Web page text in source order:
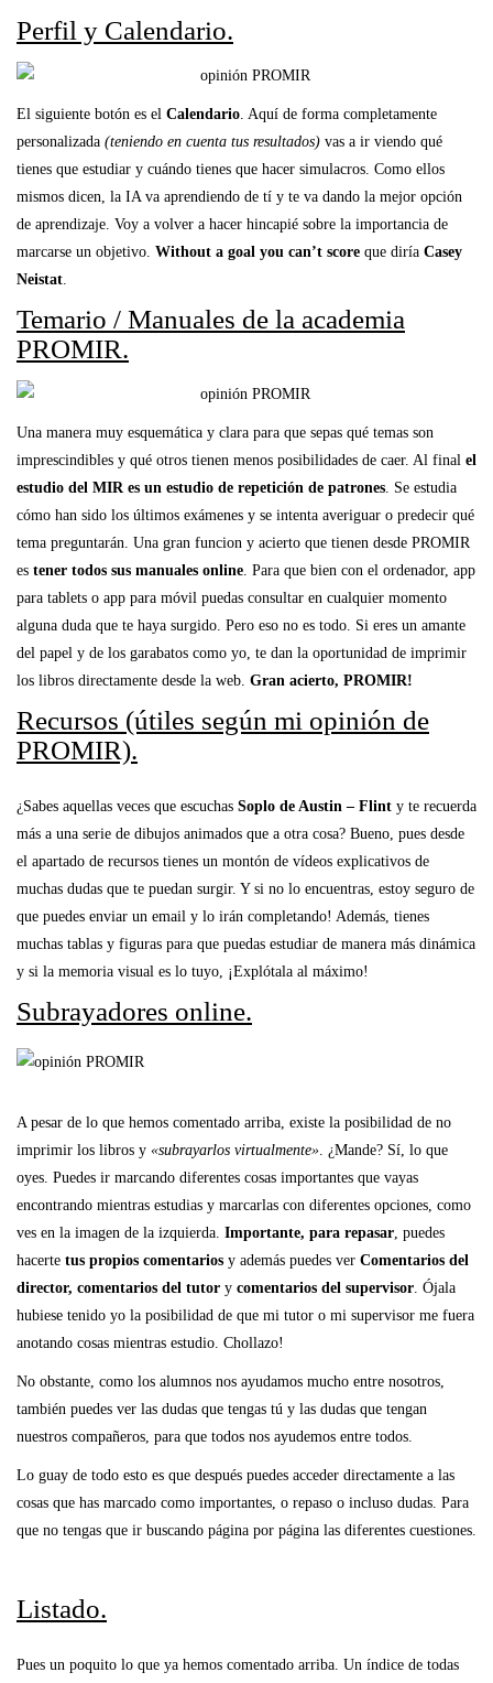
Perfil y Calendario.
El siguiente botón es el Calendario. Aquí de forma completamente
personalizada (teniendo en cuenta tus resultados) vas a ir viendo qué
tienes que estudiar y cuándo tienes que hacer simulacros. Como ellos
mismos dicen, la IA va aprendiendo de tí y te va dando la mejor opción
de aprendizaje. Voy a volver a hacer hincapié sobre la importancia de
marcarse un objetivo. Without a goal you can’t score que diría Casey
Neistat.
Temario / Manuales de la academia
PROMIR.
Una manera muy esquemática y clara para que sepas qué temas son
imprescindibles y qué otros tienen menos posibilidades de caer. Al final el
estudio del MIR es un estudio de repetición de patrones. Se estudia
cómo han sido los últimos exámenes y se intenta averiguar o predecir qué
tema preguntarán. Una gran funcion y acierto que tienen desde PROMIR
es tener todos sus manuales online. Para que bien con el ordenador, app
para tablets o app para móvil puedas consultar en cualquier momento
alguna duda que te haya surgido. Pero eso no es todo. Si eres un amante
del papel y de los garabatos como yo, te dan la oportunidad de imprimir
los libros directamente desde la web. Gran acierto, PROMIR!
Recursos (útiles según mi opinión de
PROMIR).
¿Sabes aquellas veces que escuchas Soplo de Austin – Flint y te recuerda
más a una serie de dibujos animados que a otra cosa? Bueno, pues desde
el apartado de recursos tienes un montón de vídeos explicativos de
muchas dudas que te puedan surgir. Y si no lo encuentras, estoy seguro de
que puedes enviar un email y lo irán completando! Además, tienes
muchas tablas y figuras para que puedas estudiar de manera más dinámica
y si la memoria visual es lo tuyo, ¡Explótala al máximo!
Subrayadores online.
A pesar de lo que hemos comentado arriba, existe la posibilidad de no
imprimir los libros y «subrayarlos virtualmente». ¿Mande? Sí, lo que
oyes. Puedes ir marcando diferentes cosas importantes que vayas
encontrando mientras estudias y marcarlas con diferentes opciones, como
ves en la imagen de la izquierda. Importante, para repasar, puedes
hacerte tus propios comentarios y además puedes ver Comentarios del
director, comentarios del tutor y comentarios del supervisor. Ójala
hubiese tenido yo la posibilidad de que mi tutor o mi supervisor me fuera
anotando cosas mientras estudio. Chollazo!
No obstante, como los alumnos nos ayudamos mucho entre nosotros,
también puedes ver las dudas que tengas tú y las dudas que tengan
nuestros compañeros, para que todos nos ayudemos entre todos.
Lo guay de todo esto es que después puedes acceder directamente a las
cosas que has marcado como importantes, o repaso o incluso dudas. Para
que no tengas que ir buscando página por página las diferentes cuestiones.
Listado.
Pues un poquito lo que ya hemos comentado arriba. Un índice de todas